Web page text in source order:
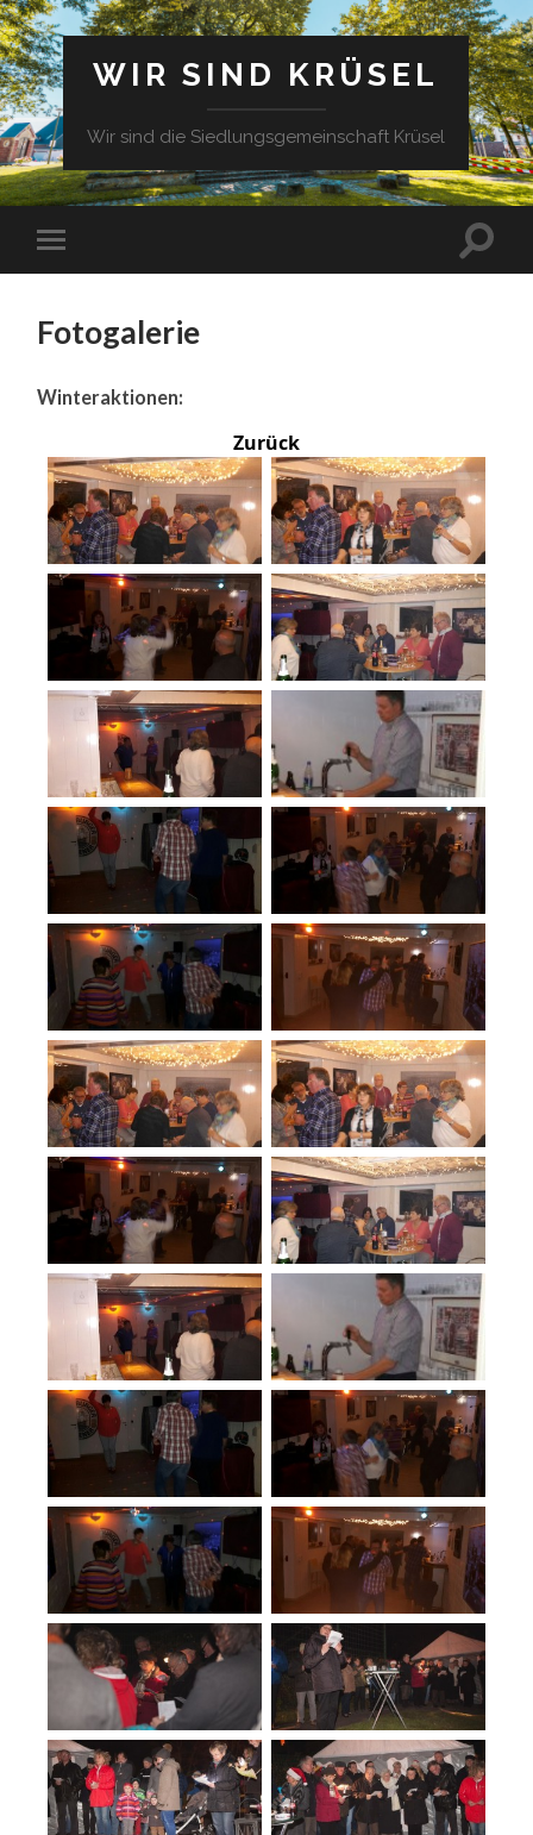
WIR SIND KRÜSEL
Wir sind die Siedlungsgemeinschaft Krüsel
Fotogalerie
Winteraktionen:
Zurück